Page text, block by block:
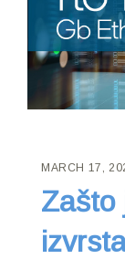
MARCH 17,
Zašto